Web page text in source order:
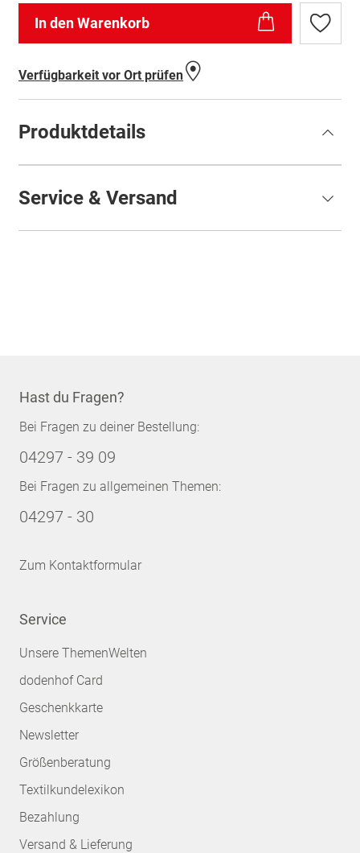
In den Warenkorb
Zur
Verfügbarkeit vor Ort prüfen
Produktdetails
Service & Versand
Hast du Fragen?
Bei Fragen zu deiner Bestellung:
04297 - 39 09
Bei Fragen zu allgemeinen Themen:
04297 - 30
Zum Kontaktformular
Service
Unsere ThemenWelten
dodenhof Card
Geschenkkarte
Newsletter
Größenberatung
Textilkundelexikon
Bezahlung
Versand & Lieferung